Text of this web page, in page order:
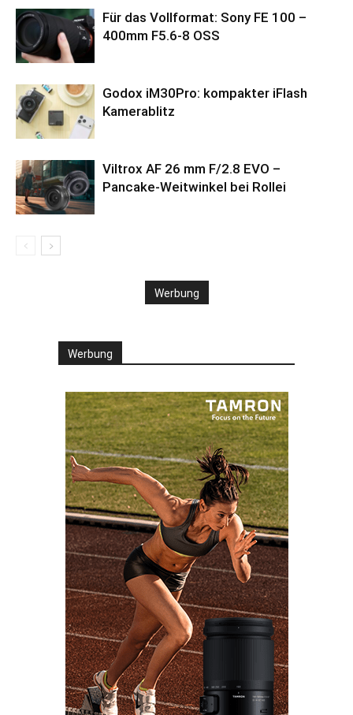
Für das Vollformat: Sony FE 100 –
400mm F5.6-8 OSS
Godox iM30Pro: kompakter iFlash
Kamerablitz
Viltrox AF 26 mm F/2.8 EVO –
Pancake-Weitwinkel bei Rollei
Werbung
Werbung